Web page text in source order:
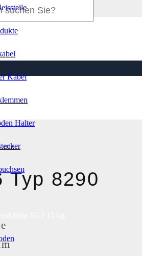
Kabel
Halter
Typ 8290